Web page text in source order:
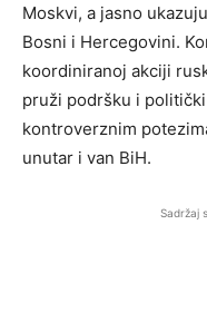
Moskvi, a jasno
Bosni i Hercegovini.
koordiniranoj akciji
pruži podršku i
kontroverznim
unutar i van BiH.
Sadržaj